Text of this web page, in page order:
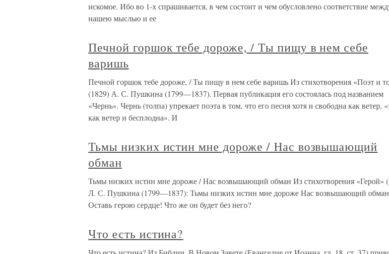
искомое. Ибо во 1-х спрашивается, в чем состоит и чем обусловлено соответствие
нашею мыслью и ее
Печной горшок тебе дороже, / Ты пищу в нем себе
варишь
Печной горшок тебе дороже, / Ты пищу в нем себе варишь Из стихотворения «Поэт и
(1829) А. С. Пушкина (1799—1837). Первая публикация его состоялась под названием
«Чернь». Чернь (толпа) упрекает поэта в том, что его песня хотя и свободна как ветер,
как ветер и бесплодна». И
Тьмы низких истин мне дороже / Нас возвышающий
обман
Тьмы низких истин мне дороже / Нас возвышающий обман Из стихотворения «Герой»
Л. С. Пушкина (1799—1837): Тьмы низких истин мне дороже Нас возвышающий
Оставь герою сердце! Что же он будет без него?
Что есть истина?